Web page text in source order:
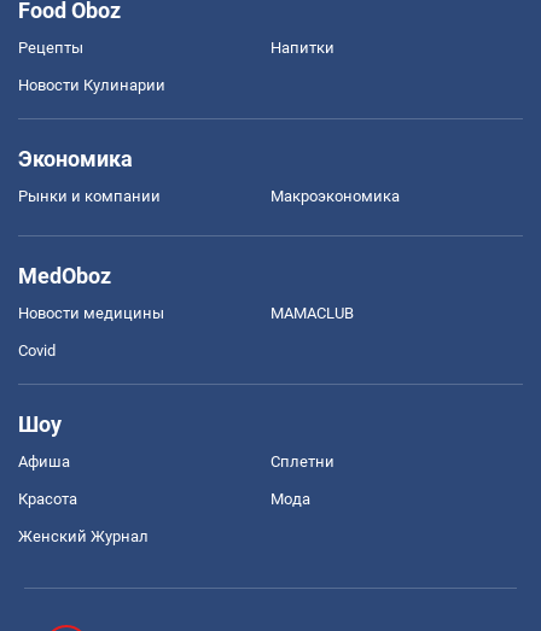
Food Oboz
Рецепты Напитки
Новости Кулинарии
Экономика
Рынки и компании Mакроэкономика
MedOboz
Новости медицины MAMACLUB
Covid
Шоу
Афиша Сплетни
Красота Мода
Женский Журнал